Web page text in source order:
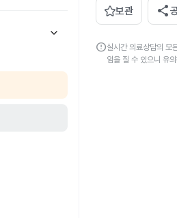
보관 share
error실시간 의료상담의 모
임을 질 수 있으니 유